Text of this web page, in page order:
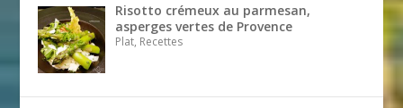
Risotto crémeux au parmesan,
asperges vertes de Provence
Plat, Recettes